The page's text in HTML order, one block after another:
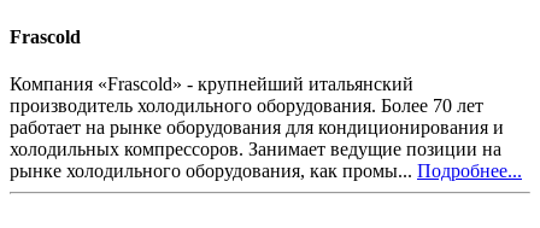
Frascold
Компания «Frascold» - крупнейший итальянский
производитель холодильного оборудования. Более 70 лет
работает на рынке оборудования для кондиционирования и
холодильных компрессоров. Занимает ведущие позиции на
рынке холодильного оборудования, как промы... Подробнее...